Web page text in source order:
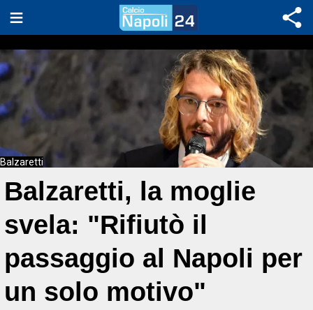
Balzaretti
Balzaretti, la moglie
svela: "Rifiutò il
passaggio al Napoli per
un solo motivo"